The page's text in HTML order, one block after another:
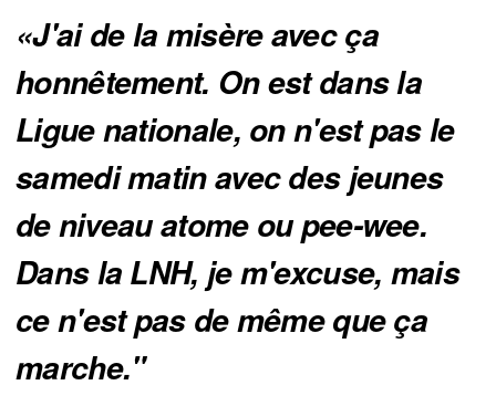
«J'ai de la misère avec ça
honnêtement. On est dans la
Ligue nationale, on n'est pas le
samedi matin avec des jeunes
de niveau atome ou pee-wee.
Dans la LNH, je m'excuse, mais
ce n'est pas de même que ça
marche."